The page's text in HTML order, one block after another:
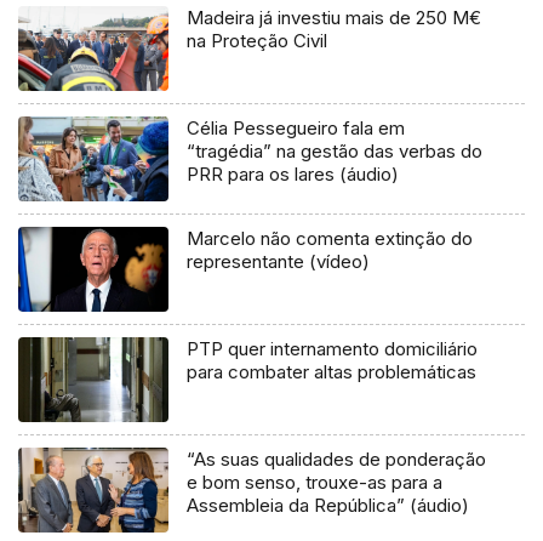
Madeira já investiu mais de 250 M€
na Proteção Civil
Célia Pessegueiro fala em
“tragédia” na gestão das verbas do
PRR para os lares (áudio)
Marcelo não comenta extinção do
representante (vídeo)
PTP quer internamento domiciliário
para combater altas problemáticas
“As suas qualidades de ponderação
e bom senso, trouxe-as para a
Assembleia da República” (áudio)